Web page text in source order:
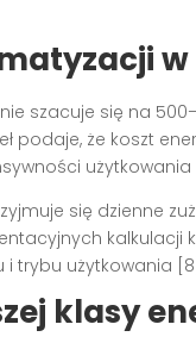
szacuje się na
podaje, że koszt
się dzienne
trybu użytkowania
klasy